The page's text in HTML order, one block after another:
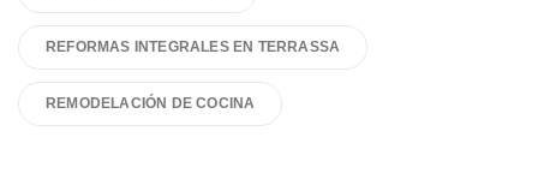
REFORMAS INTEGRALES EN TERRASSA
REMODELACIÓN DE COCINA